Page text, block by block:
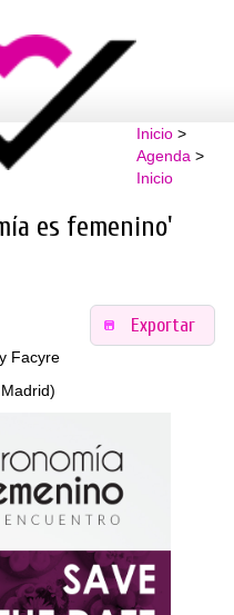
Inicio>
Agenda >
Inicio
es femenino'
Exportar
Facyre